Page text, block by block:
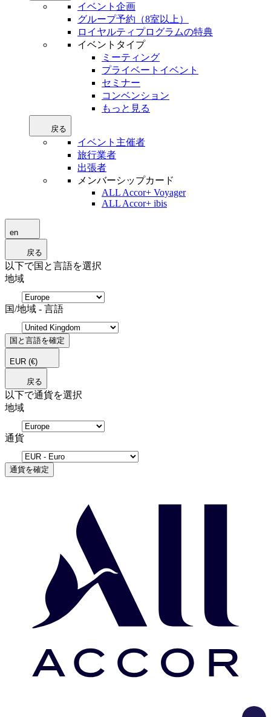
イベント企画
グループ予約（8室以上）
ロイヤルティプログラムの特典
イベントタイプ
ミーティング
プライベートイベント
セミナー
コンベンション
もっと見る
戻る
イベント主催者
旅行業者
出張者
メンバーシップカード
ALL Accor+ Voyager
ALL Accor+ ibis
en
戻る
以下で国と言語を選択
地域
国/地域 - 言語
国と言語を確定
EUR (€)
戻る
以下で通貨を選択
地域
通貨
通貨を確定